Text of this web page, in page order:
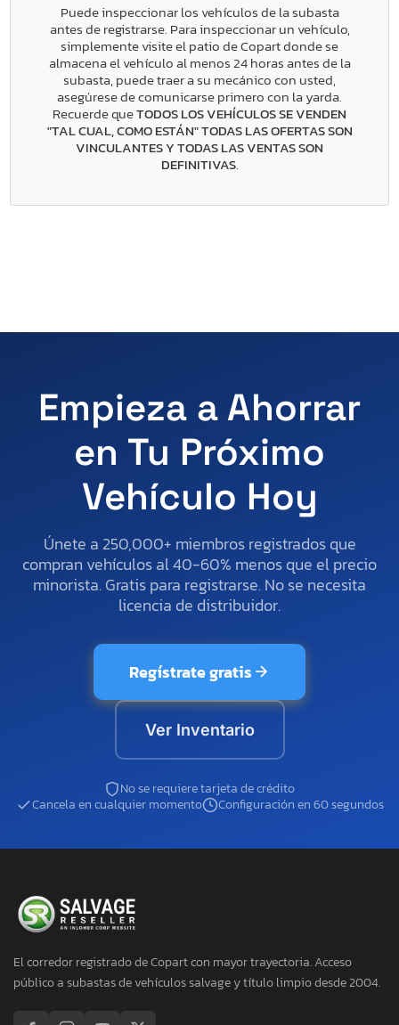
Puede inspeccionar los vehículos de la subasta
antes de registrarse. Para inspeccionar un vehículo,
simplemente visite el patio de Copart donde se
almacena el vehículo al menos 24 horas antes de la
subasta, puede traer a su mecánico con usted,
asegúrese de comunicarse primero con la yarda.
Recuerde queTODOS LOS VEHÍCULOS SE VENDEN
"TAL CUAL, COMO ESTÁN" TODAS LAS OFERTAS SON
VINCULANTES Y TODAS LAS VENTAS SON
DEFINITIVAS.
Empieza a Ahorrar
en Tu Próximo
Vehículo Hoy
Únete a 250,000+ miembros registrados que
compran vehículos al 40-60% menos que el precio
minorista. Gratis para registrarse. No se necesita
licencia de distribuidor.
Regístrate gratis
Ver Inventario
No se requiere tarjeta de crédito
Cancela en cualquier momento
Configuración en 60 segundos
El corredor registrado de Copart con mayor trayectoria. Acceso
público a subastas de vehículos salvage y título limpio desde 2004.